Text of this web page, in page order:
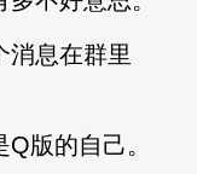
消息在群里
版的自己。